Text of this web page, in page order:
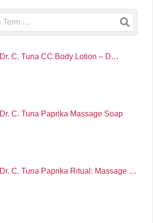
Dr. C. Tuna CC Body Lotion – D…
Dr. C. Tuna Paprika Massage Soap
Dr. C. Tuna Paprika Ritual: Massage …